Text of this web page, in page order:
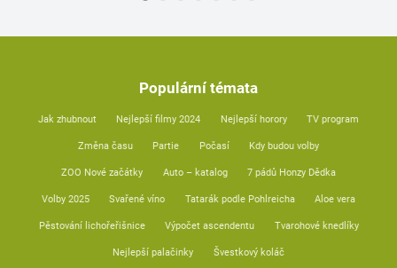
Populární témata
Jak zhubnout Nejlepší filmy 2024 Nejlepší horory TV program
Změna času Partie Počasí Kdy budou volby
ZOO Nové začátky Auto – katalog 7 pádů Honzy Dědka
Volby 2025 Svařené víno Tatarák podle Pohlreicha Aloe vera
Pěstování lichořeřišnice Výpočet ascendentu Tvarohové knedlíky
Nejlepší palačinky Švestkový koláč